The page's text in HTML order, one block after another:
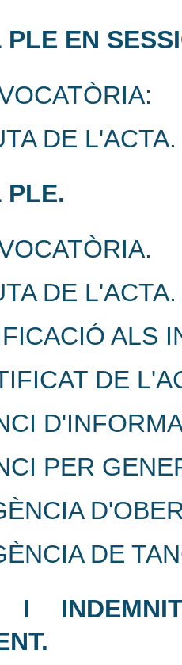
PLE EN
DE L'ACTA.
PLE.
DE L'ACTA.
ALS
DE
PER
DE